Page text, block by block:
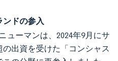
ンドの参入
ューマンは、2024年9月にサ
出資を受けた「コンシャス